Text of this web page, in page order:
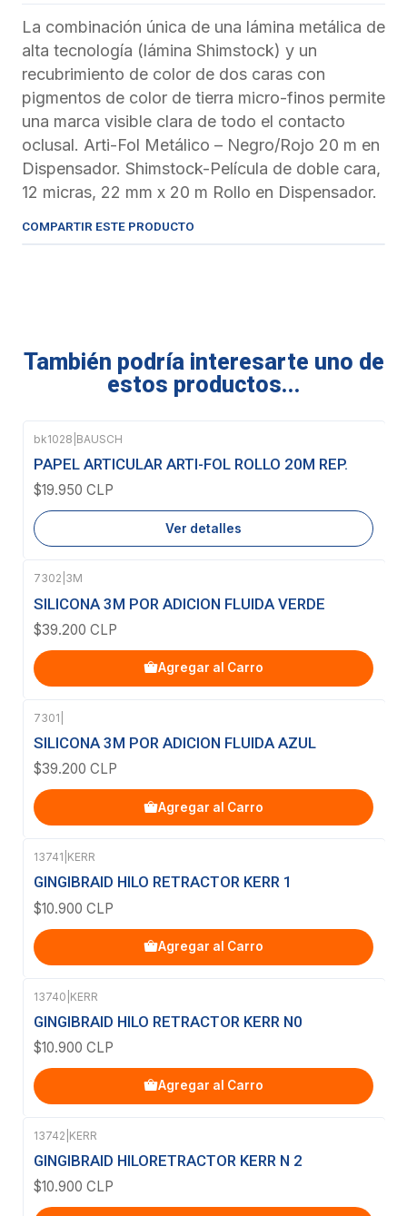
La combinación única de una lámina metálica de
alta tecnología (lámina Shimstock) y un
recubrimiento de color de dos caras con
pigmentos de color de tierra micro-finos permite
una marca visible clara de todo el contacto
oclusal. Arti-Fol Metálico – Negro/Rojo 20 m en
Dispensador. Shimstock-Película de doble cara,
12 micras, 22 mm x 20 m Rollo en Dispensador.
COMPARTIR ESTE PRODUCTO
También podría interesarte uno de
estos productos...
Agotado
bk1028 BAUSCH
PAPEL ARTICULAR ARTI-FOL ROLLO 20M REP.
$19.950 CLP
Ver detalles
7302 3M
SILICONA 3M POR ADICION FLUIDA VERDE
$39.200 CLP
Agregar al Carro
7301
SILICONA 3M POR ADICION FLUIDA AZUL
$39.200 CLP
Agregar al Carro
13741 KERR
GINGIBRAID HILO RETRACTOR KERR 1
$10.900 CLP
Agregar al Carro
13740 KERR
GINGIBRAID HILO RETRACTOR KERR N0
$10.900 CLP
Agregar al Carro
13742 KERR
GINGIBRAID HILORETRACTOR KERR N 2
$10.900 CLP